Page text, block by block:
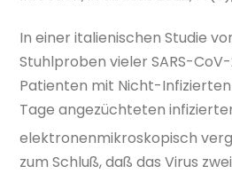
In einer italienischen Studie
Stuhlproben vieler SARS-
Patienten mit Nicht-
Tage angezüchteten
elektronenmikroskopisch
zum Schluß, daß das Virus